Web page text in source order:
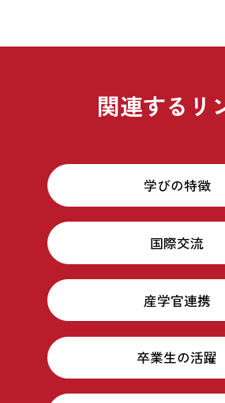
関連するリ
学びの特徴
国際交流
産学官連携
卒業生の活躍